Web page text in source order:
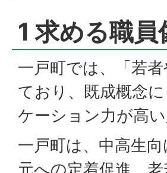
1 求める職員
一戸町では、「若
ており、既成概念
ケーション力が高
一戸町は、中高生